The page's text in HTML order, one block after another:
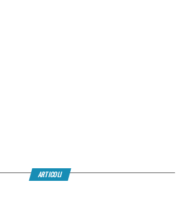
ARTICOLI